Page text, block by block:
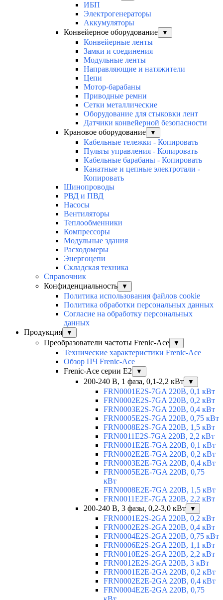
ИБП
Электрогенераторы
Аккумуляторы
Конвейерное оборудование
▼
Конвейерные ленты
Замки и соединения
Модульные ленты
Направляющие и натяжители
Цепи
Мотор-барабаны
Приводные ремни
Сетки металлические
Оборудование для стыковки лент
Датчики конвейерной безопасности
Крановое оборудование
▼
Кабельные тележки - Копировать
Пульты управления - Копировать
Кабельные барабаны - Копировать
Канатные и цепные электротали -
Копировать
Шинопроводы
РВД и ПВД
Насосы
Вентиляторы
Теплообменники
Компрессоры
Модульные здания
Расходомеры
Энергоцепи
Складская техника
Справочник
Конфиденциальность
▼
Политика использования файлов cookie
Политика обработки персональных данных
Согласие на обработку персональных
данных
Продукция
▼
Преобразователи частоты Frenic-Ace ▼
Технические характеристики Frenic-Ace
Обзор ПЧ Frenic-Ace
Frenic-Ace серии E2
▼
200-240 В, 1 фаза, 0,1-2,2 кВт ▼
FRN0001E2S-7GA 220В, 0,1 кВт
FRN0002E2S-7GA 220В, 0,2 кВт
FRN0003E2S-7GA 220В, 0,4 кВт
FRN0005E2S-7GA 220В, 0,75 кВт
FRN0008E2S-7GA 220В, 1,5 кВт
FRN0011E2S-7GA 220В, 2,2 кВт
FRN0001E2E-7GA 220В, 0,1 кВт
FRN0002E2E-7GA 220В, 0,2 кВт
FRN0003E2E-7GA 220В, 0,4 кВт
FRN0005E2E-7GA 220В, 0,75
кВт
FRN0008E2E-7GA 220В, 1,5 кВт
FRN0011E2E-7GA 220В, 2,2 кВт
200-240 В, 3 фазы, 0,2-3,0 кВт
▼
FRN0001E2S-2GA 220В, 0,2 кВт
FRN0002E2S-2GA 220В, 0,4 кВт
FRN0004E2S-2GA 220В, 0,75 кВт
FRN0006E2S-2GA 220В, 1,1 кВт
FRN0010E2S-2GA 220В, 2,2 кВт
FRN0012E2S-2GA 220В, 3 кВт
FRN0001E2E-2GA 220В, 0,2 кВт
FRN0002E2E-2GA 220В, 0,4 кВт
FRN0004E2E-2GA 220В, 0,75